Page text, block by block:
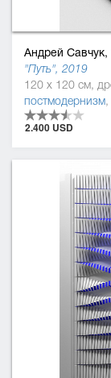
Андрей Савчук,
"Путь", 2019
постмодернизм,
2.400 USD